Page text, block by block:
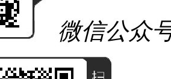
微信公众